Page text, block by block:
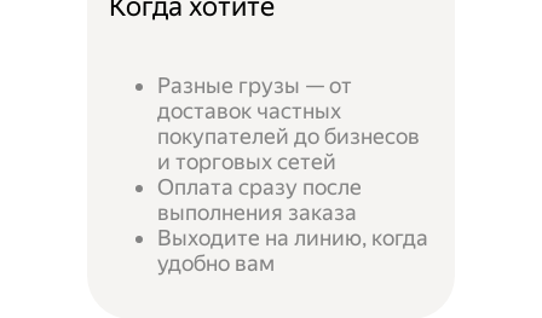
Разные грузы — от
доставок частных
покупателей до бизнесов
и торговых сетей
Оплата сразу после
выполнения заказа
Выходите на линию, когда
удобно вам